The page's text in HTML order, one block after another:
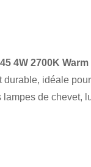
4W 2700K
durable, idéale
de chevet,